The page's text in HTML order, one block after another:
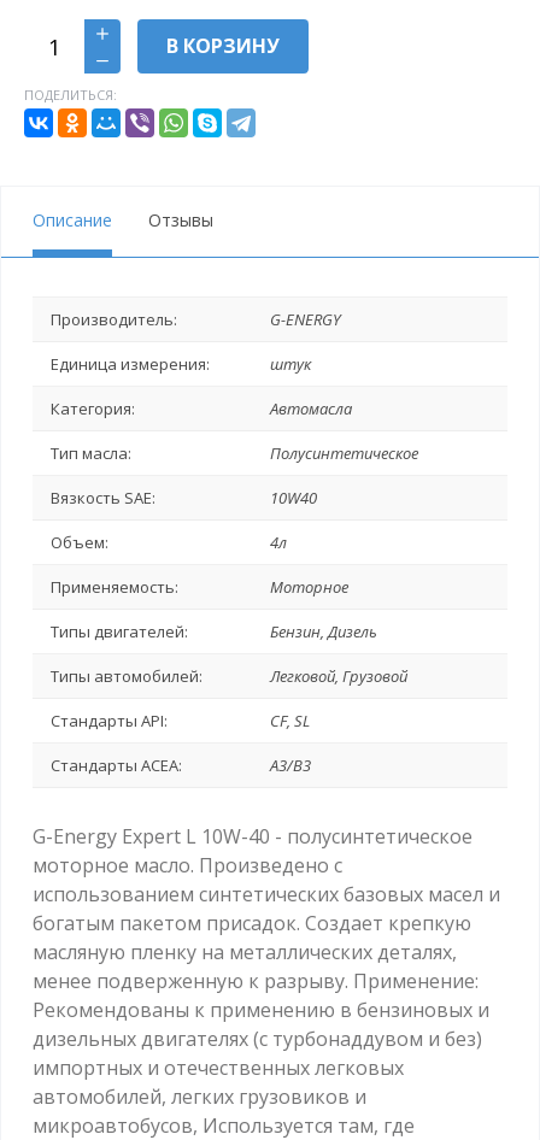
В КОРЗИНУ
ПОДЕЛИТЬСЯ:
Описание Отзывы
Производитель: G-ENERGY
Единица измерения: штук
Категория: Автомасла
Тип масла: Полусинтетическое
Вязкость SAE: 10W40
Объем: 4л
Применяемость: Моторное
Типы двигателей: Бензин, Дизель
Типы автомобилей: Легковой, Грузовой
Стандарты API: CF, SL
Стандарты ACEA: A3/B3
G-Energy Expert L 10W-40 - полусинтетическое
моторное масло. Произведено с
использованием синтетических базовых масел и
богатым пакетом присадок. Создает крепкую
масляную пленку на металлических деталях,
менее подверженную к разрыву. Применение:
Рекомендованы к применению в бензиновых и
дизельных двигателях (с турбонаддувом и без)
импортных и отечественных легковых
автомобилей, легких грузовиков и
микроавтобусов, Используется там, где